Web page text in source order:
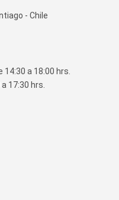
- Chile
14:30 a 18:00 hrs.
17:30 hrs.